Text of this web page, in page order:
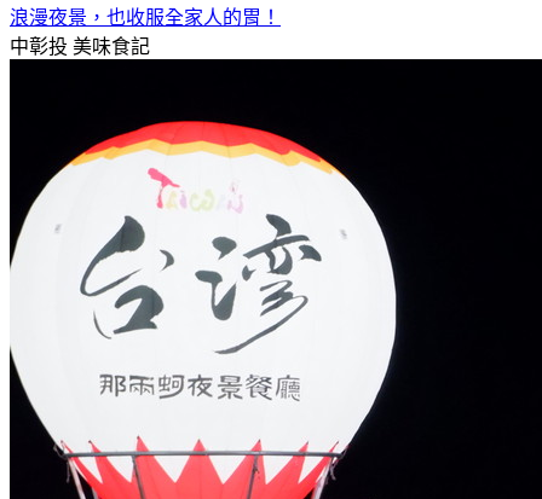
浪漫夜景，也收服全家人的胃！
中彰投 美味食記